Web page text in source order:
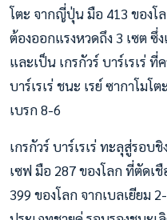
โตะ จากญี่ปุ่น มือ 413 ของโ
ต้องออกแรงหวดถึง 3 เซต ซึ่
และเป็น เกรกัวร์ บาร์เรเร่ ที่
บาร์เรเร่ ชนะ เรย์ ซากาโม
เบรก 8-6
เกรกัวร์ บาร์เรเร่ ทะลุสู่รอ
เซฟ มือ 287 ของโลก ที่ตัดเ
399 ของโลก จากเบลเยียม